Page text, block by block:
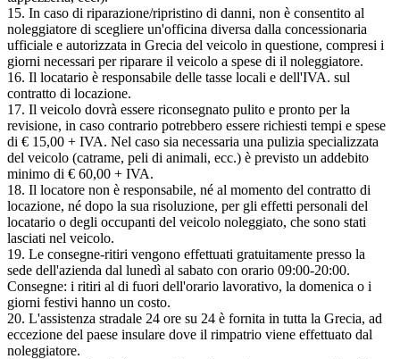
15. In caso di riparazione/ripristino di danni, non è consentito al
noleggiatore di scegliere un'officina diversa dalla concessionaria
ufficiale e autorizzata in Grecia del veicolo in questione, compresi i
giorni necessari per riparare il veicolo a spese di il noleggiatore.
16. Il locatario è responsabile delle tasse locali e dell'IVA. sul
contratto di locazione.
17. Il veicolo dovrà essere riconsegnato pulito e pronto per la
revisione, in caso contrario potrebbero essere richiesti tempi e spese
di € 15,00 + IVA. Nel caso sia necessaria una pulizia specializzata
del veicolo (catrame, peli di animali, ecc.) è previsto un addebito
minimo di € 60,00 + IVA.
18. Il locatore non è responsabile, né al momento del contratto di
locazione, né dopo la sua risoluzione, per gli effetti personali del
locatario o degli occupanti del veicolo noleggiato, che sono stati
lasciati nel veicolo.
19. Le consegne-ritiri vengono effettuati gratuitamente presso la
sede dell'azienda dal lunedì al sabato con orario 09:00-20:00.
Consegne: i ritiri al di fuori dell'orario lavorativo, la domenica o i
giorni festivi hanno un costo.
20. L'assistenza stradale 24 ore su 24 è fornita in tutta la Grecia, ad
eccezione del paese insulare dove il rimpatrio viene effettuato dal
noleggiatore.